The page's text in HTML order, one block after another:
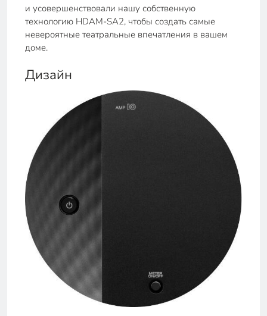
и усовершенствовали нашу собственную
технологию HDAM-SA2, чтобы создать самые
невероятные театральные впечатления в вашем
доме.
Дизайн